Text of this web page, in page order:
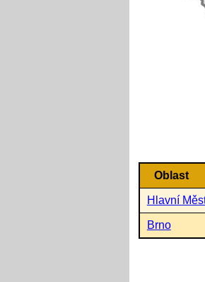
Oblast
Hlavní
Brno